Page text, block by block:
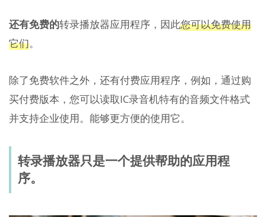
还有免费的转录播放器应用程序，因此您可以免费使用
它们。
除了免费软件之外，还有付费应用程序，例如，通过购
买付费版本，您可以读取IC录音机特有的音频文件格式
并支持企业使用。能够更方便的使用它。
转录播放器只是一个提供帮助的应用程
序。